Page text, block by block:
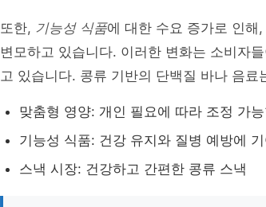
또한, 기능성 식품에 대한 수요 증가로 인해
변모하고 있습니다. 이러한 변화는 소비자
고 있습니다. 콩류 기반의 단백질 바나 음
맞춤형 영양: 개인 필요에 따라 조정 가
기능성 식품: 건강 유지와 질병 예방에 기
스낵 시장: 건강하고 간편한 콩류 스낵